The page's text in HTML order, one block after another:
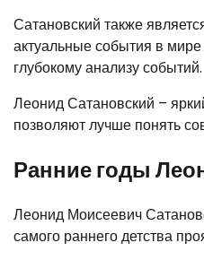
Сатановский также
актуальные события в мире
глубокому анализу событий.
Леонид Сатановский –
позволяют лучше понять
Ранние годы
Леонид Моисеевич
самого раннего детства